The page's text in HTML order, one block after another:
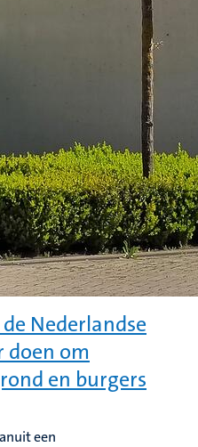
Nederlandse
doen om
en burgers
een